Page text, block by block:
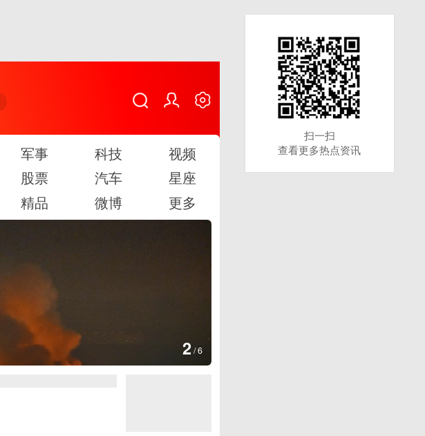
军事 科技
视频
股票 汽车
星座
精品 微博 更多
3 /6
扫一扫
查看更多热点资讯
扫一扫
查看更多热点资讯